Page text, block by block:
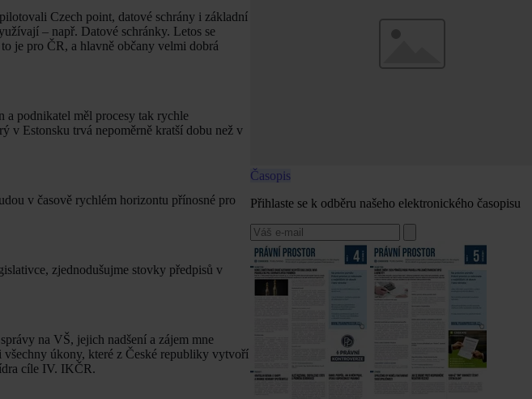
Czech point, datové schrány i základní
– např. Datové schránky. Letos se
je pro ČR, a hlavně občany velmi dobrá
a podnikatel měl procesy tak rychle
v Estonsku trvá nepoměrně kratší dobu než v
v časově rychlém horizontu přínosné pro
zjednodušujme stovky předpisů v
na VŠ, jejich nadšení a zájem mne
úkony, které z České republiky vytvoří
cíle IV. IKČR.
Časopis
Přihlaste se k odběru našeho elektronického časopisu